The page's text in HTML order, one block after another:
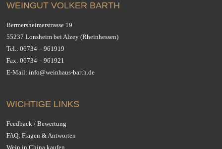
WEINGUT VOLKER BARTH
Bermersheimerstrasse 19
55237 Lonsheim bei Alzey (Rheinhessen)
Tel.:06734 – 961919
Fax: 06734 – 961921
E-Mail:info@weinhaus-barth.de
WICHTIGE LINKS
Feedback / Bewertung
FAQ: Fragen & Antworten
Wein in China kaufen